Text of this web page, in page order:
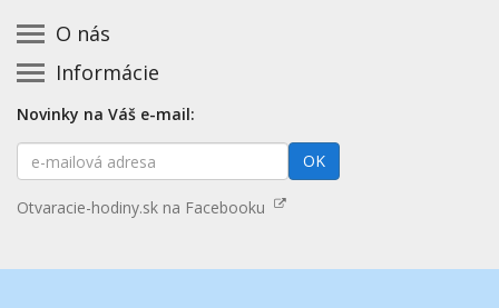
O nás
Kontakt na prevádzkovateľa
Zásady používania cookies
Prehlásenie o prístupnosti
Mapa stránok
Informácie
Základná registrácia otváracích hodín zadarmo
Platené služby
Nenašli ste otváracie hodiny? Pošlite nám tip
Aktualizácia otváracích hodín
Novinky na Váš e-mail:
E-
mailová
OK
Otvaracie-hodiny.sk na Facebooku